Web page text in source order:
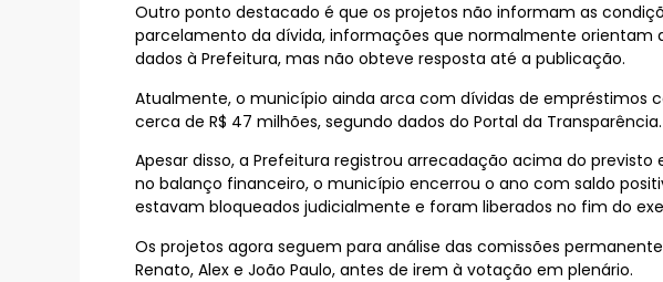
Outro ponto destacado é que os projetos não informam as
parcelamento da dívida, informações que normalmente orientam
dados à Prefeitura, mas não obteve resposta até a publicação.
Atualmente, o município ainda arca com dívidas de empréstimos
cerca de R$ 47 milhões, segundo dados do Portal da
Apesar disso, a Prefeitura registrou arrecadação acima do
no balanço financeiro, o município encerrou o ano com saldo
estavam bloqueados judicialmente e foram liberados no fim do
Os projetos agora seguem para análise das comissões
Renato, Alex e João Paulo, antes de irem à votação em plenário.